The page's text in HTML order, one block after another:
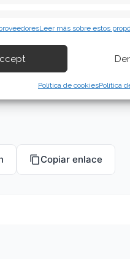
de forma automática.
la seguridad, evitar y
y presentar publicidad y
Leer más sobre estos
Política de cookiesPolítica
Copiar enlace